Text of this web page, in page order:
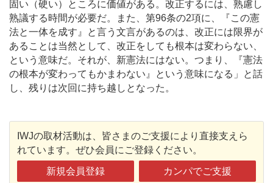
固い（硬い）ところに価値がある。改正するには、熟慮し
熟議する時間が必要だ。また、第96条の2項に、『この憲
法と一体を成す』と言う文言があるのは、改正には限界が
あることは当然として、改正をしても根本は変わらない、
という意味だ。それが、新憲法にはない。つまり、『憲法
の根本が変わってもかまわない』という意味になる」と話
し、残りは次回に持ち越しとなった。
IWJの取材活動は、皆さまのご支援により直接支えら
れています。ぜひ会員にご登録ください。
新規会員登録 カンパでご支援